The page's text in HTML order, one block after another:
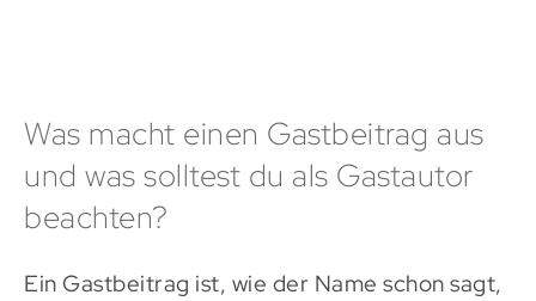
Was macht einen Gastbeitrag aus
und was solltest du als Gastautor
beachten?
Ein Gastbeitrag ist, wie der Name schon sagt,